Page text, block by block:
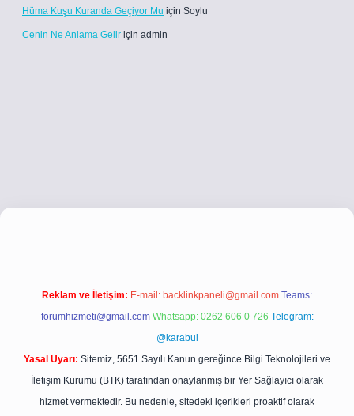
Hüma Kuşu Kuranda Geçiyor Mu için Soylu
Cenin Ne Anlama Gelir için admin
betci girişbetci girişhiltonbet yeni giriş
Reklam ve İletişim: E-mail: backlinkpaneli@gmail.com Teams:
forumhizmeti@gmail.com Whatsapp: 0262 606 0 726 Telegram:
@karabul
Yasal Uyarı: Sitemiz, 5651 Sayılı Kanun gereğince Bilgi Teknolojileri ve
İletişim Kurumu (BTK) tarafından onaylanmış bir Yer Sağlayıcı olarak
hizmet vermektedir. Bu nedenle, sitedeki içerikleri proaktif olarak